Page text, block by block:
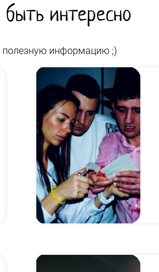
интересно
полезную информацию ;)